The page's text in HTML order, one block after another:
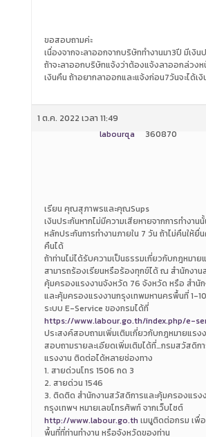
ขอสอบถามค่ะ
เนื่องจากจะลาออกจากบริษัททำงานมา3ปี มีเงิ
ถ้าจะลาออกบริษัทแจ้งว่าต้องแจ้งลาออกล่วงห
เงินคืน ถ้าอยากลาออกและแจ้งก่อน7วันจะได้เงิ
1 ต.ค. 2022 เวลา 11:49
labourqa
360870
เรียน คุณสุภาพรและคุณSups
เงินประกันหากไม่มีความเสียหายจากการทำงา
หลักประกันการทำงานภายใน 7 วัน ถ้าไม่คืนให้ยื่
คืนได้
ถ้าท่านไม่ได้รับความเป็นธรรมเกี่ยวกับกฎหมาย
สามารถร้องเรียนหรือร้องทุกข์ได้ ณ สำนักงาน
คุ้มครองแรงงานจังหวัด 76 จังหวัด หรือ สำนั
และคุ้มครองแรงงานกรุงเทพมหานครพื้นที่ 1-
ระบบ E-Service ของกรมได้ที่
https://www.labour.go.th/index.php/e-
ประสงค์สอบถามเพิ่มเติมเกี่ยวกับกฎหมายแรงง
สอบถามรายละเอียดเพิ่มเติมได้ที่…กรมสวัสดิก
แรงงาน ติดต่อได้หลายช่องทาง
1. สายด่วนโทร 1506 กด 3
2. สายด่วน 1546
3. ติดติด สำนักงานสวัสดิการและคุ้มครองแรง
กรุงเทพฯ หมายเลขโทรศัพท์ จากเว็บไซต์
http://www.labour.go.th เมนูติดต่อกรม เพื่
พื้นที่ที่ท่านทำงาน หรือจังหวัดของท่าน